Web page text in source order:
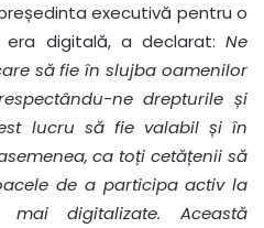
executivă pentru o
digitală, a declarat: Ne
să fie în slujba oamenilor
ne drepturile și
lucru să fie valabil și în
ca toți cetățenii să
de a participa activ la
digitalizate. Această